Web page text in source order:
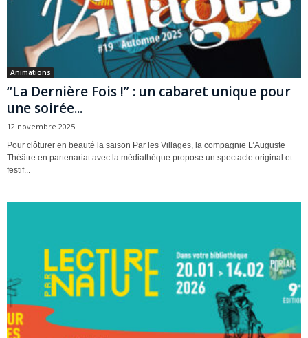
Animations
“La Dernière Fois !” : un cabaret unique pour
une soirée...
12 novembre 2025
Pour clôturer en beauté la saison Par les Villages, la compagnie L’Auguste
Théâtre en partenariat avec la médiathèque propose un spectacle original et
festif...